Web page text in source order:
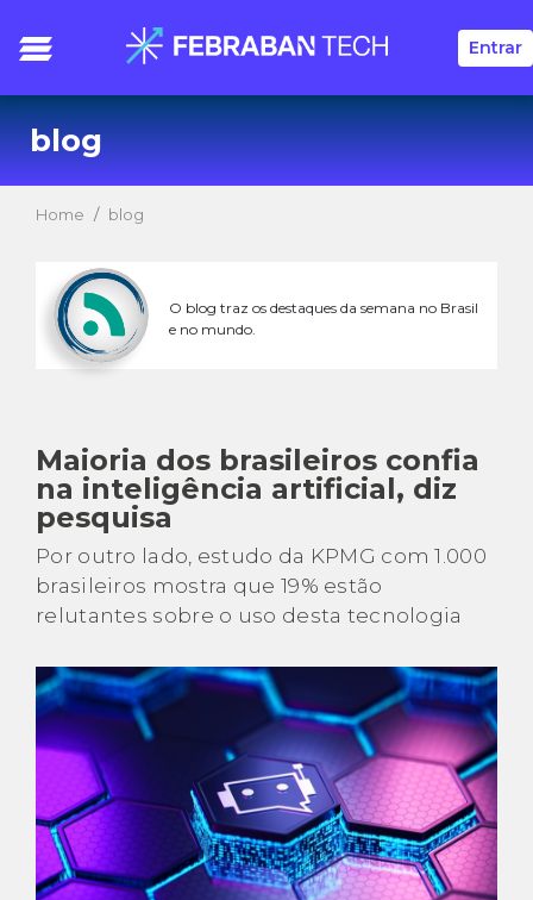
Entrar
blog
Home blog
O blog traz os destaques da semana no Brasil
e no mundo.
Maioria dos brasileiros confia
na inteligência artificial, diz
pesquisa
Por outro lado, estudo da KPMG com 1.000
brasileiros mostra que 19% estão
relutantes sobre o uso desta tecnologia